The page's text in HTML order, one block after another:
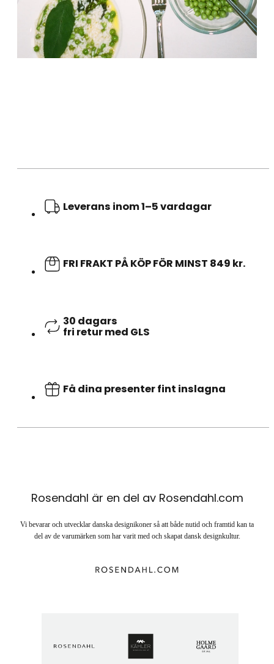
Leverans inom 1–5 vardagar
FRI FRAKT PÅ KÖP FÖR MINST 849 kr.
30 dagars
fri retur med GLS
Få dina presenter fint inslagna
Rosendahl är en del av Rosendahl.com
Vi bevarar och utvecklar danska designikoner så att både nutid och framtid kan ta
del av de varumärken som har varit med och skapat dansk designkultur.